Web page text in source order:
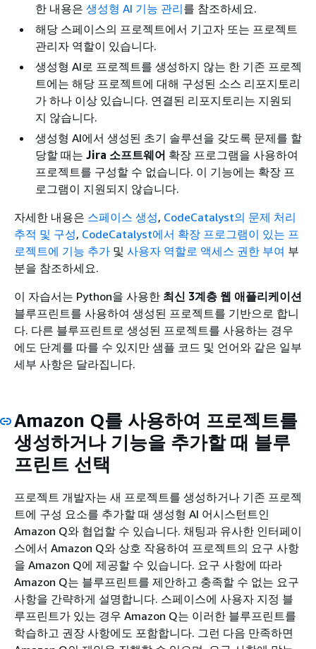
한 내용은 생성형 AI 기능 관리를 참조하세요.
해당 스페이스의 프로젝트에서 기고자 또는 프로젝트
관리자 역할이 있습니다.
생성형 AI로 프로젝트를 생성하지 않는 한 기존 프로젝
트에는 해당 프로젝트에 대해 구성된 소스 리포지토리
가 하나 이상 있습니다. 연결된 리포지토리는 지원되
지 않습니다.
생성형 AI에서 생성된 초기 솔루션을 갖도록 문제를 할
당할 때는 Jira 소프트웨어 확장 프로그램을 사용하여
프로젝트를 구성할 수 없습니다. 이 기능에는 확장 프
로그램이 지원되지 않습니다.
자세한 내용은 스페이스 생성, CodeCatalyst의 문제 처리
추적 및 구성, CodeCatalyst에서 확장 프로그램이 있는 프
로젝트에 기능 추가 및 사용자 역할로 액세스 권한 부여 부
분을 참조하세요.
이 자습서는 Python을 사용한 최신 3계층 웹 애플리케이션
블루프린트를 사용하여 생성된 프로젝트를 기반으로 합니
다. 다른 블루프린트로 생성된 프로젝트를 사용하는 경우
에도 단계를 따를 수 있지만 샘플 코드 및 언어와 같은 일부
세부 사항은 달라집니다.
Amazon Q를 사용하여 프로젝트를
생성하거나 기능을 추가할 때 블루
프린트 선택
프로젝트 개발자는 새 프로젝트를 생성하거나 기존 프로젝
트에 구성 요소를 추가할 때 생성형 AI 어시스턴트인
Amazon Q와 협업할 수 있습니다. 채팅과 유사한 인터페이
스에서 Amazon Q와 상호 작용하여 프로젝트의 요구 사항
을 Amazon Q에 제공할 수 있습니다. 요구 사항에 따라
Amazon Q는 블루프린트를 제안하고 충족할 수 없는 요구
사항을 간략하게 설명합니다. 스페이스에 사용자 지정 블
루프린트가 있는 경우 Amazon Q는 이러한 블루프린트를
학습하고 권장 사항에도 포함합니다. 그런 다음 만족하면